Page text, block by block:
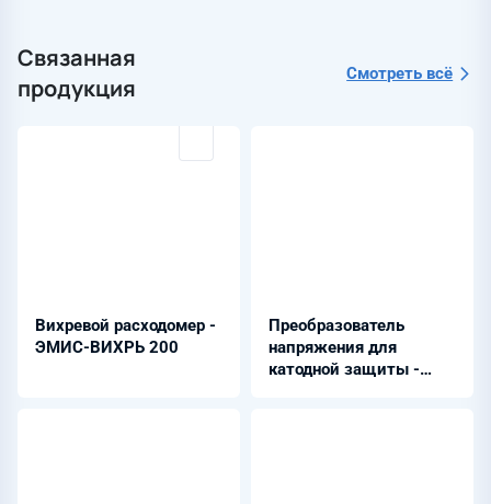
Связанная
продукция
Смотреть всё
Вихревой расходомер -
ЭМИС-ВИХРЬ 200
Преобразователь
напряжения для
катодной защиты -